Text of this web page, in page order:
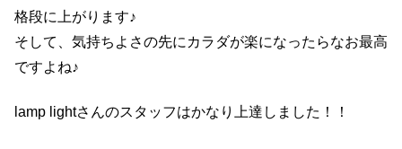
格段に上がります♪
そして、気持ちよさの先にカラダが楽になったらなお最高
ですよね♪
lamp lightさんのスタッフはかなり上達しました！！